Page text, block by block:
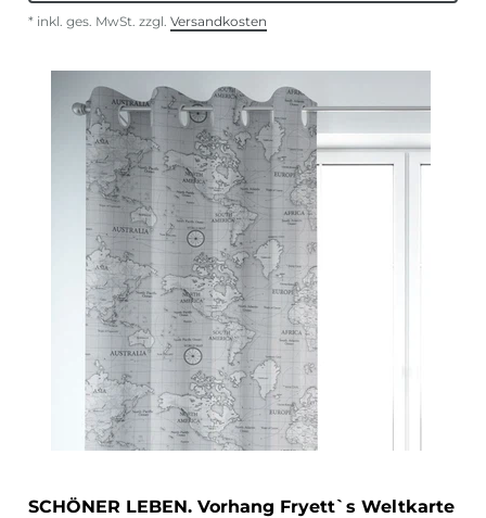
* inkl. ges. MwSt. zzgl. Versandkosten
SCHÖNER LEBEN. Vorhang Fryett`s Weltkarte